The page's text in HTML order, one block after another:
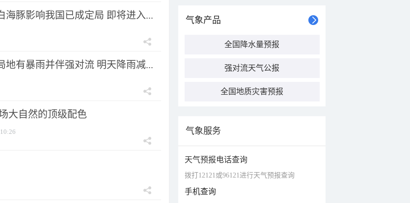
海豚影响我国已成定局 即将进入...
地有暴雨并伴强对流 明天降雨减...
大自然的顶级配色
10:26
气象产品
全国降水量预报
强对流天气公报
全国地质灾害预报
气象服务
天气预报电话查询
拨打12121或96121进行天气预报查询
手机查询